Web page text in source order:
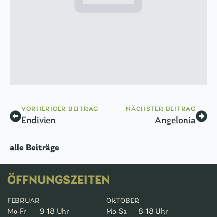
VORHERIGER BEITRAG
Endivien
NÄCHSTER BEITRAG
Angelonia
alle Beiträge
ÖFFNUNGSZEITEN
FEBRUAR
Mo-Fr 9-18 Uhr
OKTOBER
Mo-Sa 8-18 Uhr